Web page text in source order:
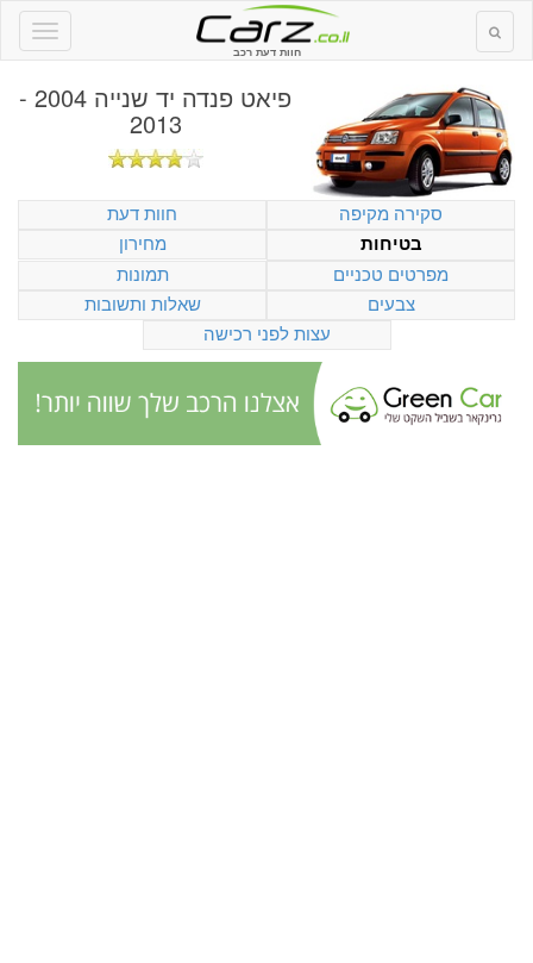
חוות דעת רכב
פיאט פנדה יד שנייה 2004 -
2013
סקירה מקיפה
חוות דעת
בטיחות
מחירון
מפרטים טכניים
תמונות
צבעים
שאלות ותשובות
עצות לפני רכישה